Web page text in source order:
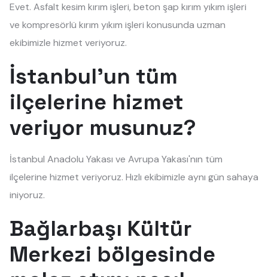
Evet. Asfalt kesim kırım işleri, beton şap kırım yıkım işleri
ve kompresörlü kırım yıkım işleri konusunda uzman
ekibimizle hizmet veriyoruz.
İstanbul'un tüm
ilçelerine hizmet
veriyor musunuz?
İstanbul Anadolu Yakası ve Avrupa Yakası'nın tüm
ilçelerine hizmet veriyoruz. Hızlı ekibimizle aynı gün sahaya
iniyoruz.
Bağlarbaşı Kültür
Merkezi bölgesinde